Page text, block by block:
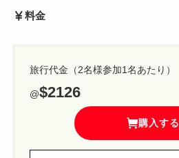
料金
旅行代金（2名様参加1名あたり）
@$2126
購入する